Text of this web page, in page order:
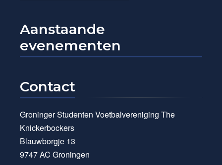
Aanstaande
evenementen
Contact
Groninger Studenten Voetbalvereniging The
Knickerbockers
Blauwborgje 13
9747 AC Groningen